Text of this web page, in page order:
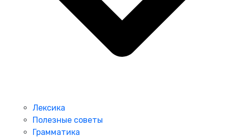
Лексика
Полезные советы
Грамматика